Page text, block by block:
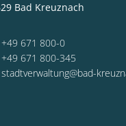
Bad Kreuznach
+49 671 800-0
+49 671 800-345
stadtverwaltung@bad-